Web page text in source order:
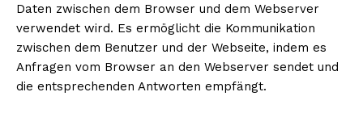
Daten zwischen dem Browser und dem Webserver
verwendet wird. Es ermöglicht die Kommunikation
zwischen dem Benutzer und der Webseite, indem es
Anfragen vom Browser an den Webserver sendet und
die entsprechenden Antworten empfängt.